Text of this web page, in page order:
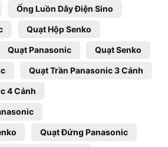
Ống Luồn Dây Điện Sino
Quạt Hộp Senko
Quạt Panasonic Quạt Senko
Quạt Trần Panasonic 3 Cánh
4 Cánh
Quạt Đứng Panasonic